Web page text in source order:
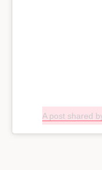
A post shared